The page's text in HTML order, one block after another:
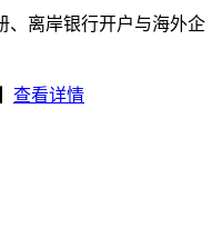
、离岸银行开户与海外企
查看详情